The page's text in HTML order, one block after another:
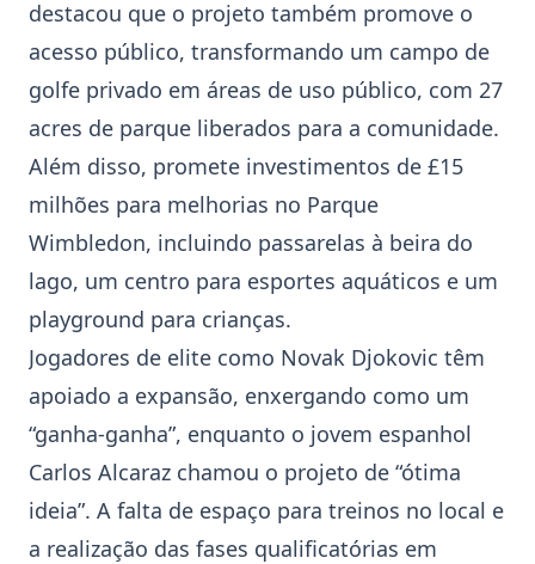
destacou que o projeto também promove o
acesso público, transformando um campo de
golfe privado em áreas de uso público, com 27
acres de parque liberados para a comunidade.
Além disso, promete investimentos de £15
milhões para melhorias no Parque
Wimbledon, incluindo passarelas à beira do
lago, um centro para esportes aquáticos e um
playground para crianças.
Jogadores de elite como Novak Djokovic têm
apoiado a expansão, enxergando como um
“ganha-ganha”, enquanto o jovem espanhol
Carlos Alcaraz chamou o projeto de “ótima
ideia”. A falta de espaço para treinos no local e
a realização das fases qualificatórias em